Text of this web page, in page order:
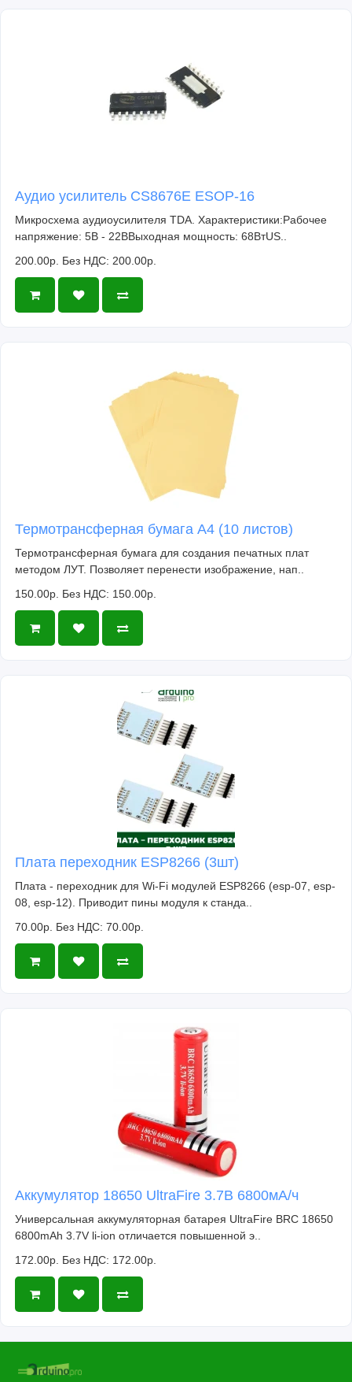
Аудио усилитель CS8676E ESOP-16
Микросхема аудиоусилителя TDA. Характеристики:Рабочее
напряжение: 5В - 22ВВыходная мощность: 68ВтUS..
200.00р. Без НДС: 200.00р.
Термотрансферная бумага А4 (10 листов)
Термотрансферная бумага для создания печатных плат
методом ЛУТ. Позволяет перенести изображение, нап..
150.00р. Без НДС: 150.00р.
Плата переходник ESP8266 (3шт)
Плата - переходник для Wi-Fi модулей ESP8266 (esp-07, esp-
08, esp-12). Приводит пины модуля к станда..
70.00р. Без НДС: 70.00р.
Аккумулятор 18650 UltraFire 3.7В 6800мА/ч
Универсальная аккумуляторная батарея UltraFire BRC 18650
6800mAh 3.7V li-ion отличается повышенной э..
172.00р. Без НДС: 172.00р.